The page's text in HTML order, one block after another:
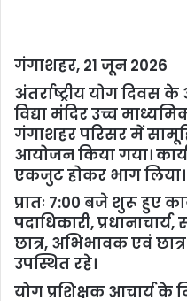
गंगाशहर, 21 जून 2026
अंतर्राष्ट्रीय योग दिवस
विद्या मंदिर उच्च
गंगाशहर परिसर में
आयोजन किया गया।
एकजुट होकर भाग लिया।
प्रातः 7:00 बजे शुरू हुए
पदाधिकारी,
छात्र, अभिभावक एवं
उपस्थित रहे।
योग प्रशिक्षक आचार्य के